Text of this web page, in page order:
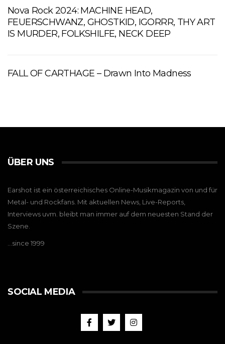
Nova Rock 2024: MACHINE HEAD,
FEUERSCHWANZ, GHOSTKID, IGORRR, THY ART
IS MURDER, FOLKSHILFE, NECK DEEP
FALL OF CARTHAGE – Drawn Into Madness
ÜBER UNS
Earshot ist ein österreichisches Online-Musikmagazin von und für
Metal- und Rockfans. Mit aktuellen News, Live-Reports,
Interviews uvm. bleibt man immer auf dem neuesten Stand der
Szene.
…since 1999
SOCIAL MEDIA